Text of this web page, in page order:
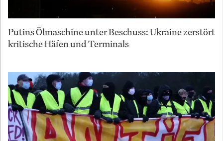
Putins Ölmaschine unter Beschuss: Ukraine zerstört
kritische Häfen und Terminals